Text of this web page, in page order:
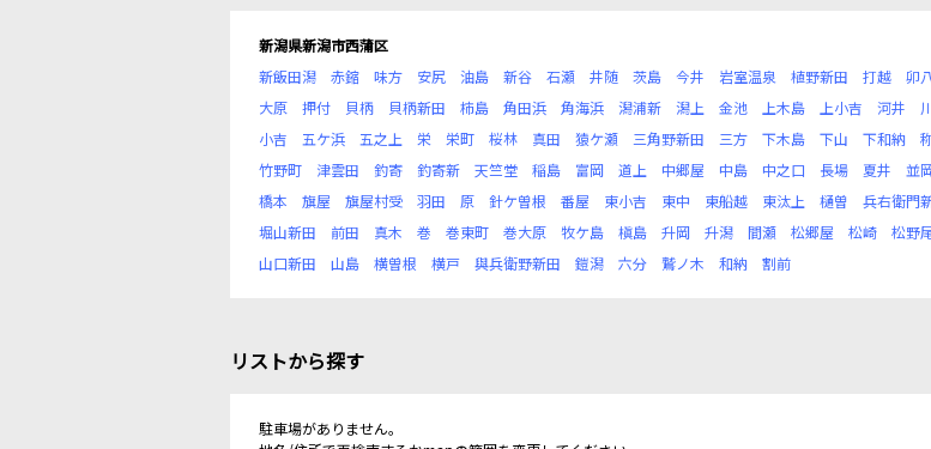
新潟県新潟市西蒲区
新飯田潟
赤鏥 味方 安尻 油島 新谷 石瀬 井随 茨島 今井 岩室温泉 植野新田 打越 卯
大原
押付 貝柄 貝柄新田 柿島 角田浜 角海浜 潟浦新 潟上 金池 上木島 上小吉 河井
小吉
五ケ浜 五之上 栄 栄町 桜林 真田 猿ケ瀬 三角野新田 三方 下木島 下山 下和納
竹野町
津雲田 釣寄 釣寄新 天竺堂 稲島 富岡 道上 中郷屋 中島 中之口 長場 夏井 並
橋本
旗屋 旗屋村受 羽田 原 針ケ曽根 番屋 東小吉 東中 東船越 東汰上 樋曽 兵右衛門
堀山新田
前田 真木 巻 巻東町 巻大原 牧ケ島 槇島 升岡 升潟 間瀬 松郷屋 松崎 松野
山口新田
山島 横曽根 横戸 與兵衛野新田 鎧潟 六分 鷲ノ木 和納 割前
リストから探す
駐車場がありません。